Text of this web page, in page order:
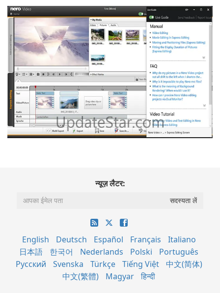
न्यूज़ लैटर:
English Deutsch Español Français
Italiano
日本語
한국어 Nederlands Polski
Português
Русский
Svenska Türkçe Tiếng Việt
中文(简体)
中文(繁體)
Magyar हिन्दी